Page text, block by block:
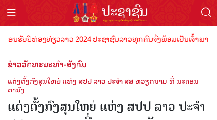
ບປີທ່ອງທ່ຽວລາວ 2024 ປະຊາຊົນລາວທຸກຄົນຈົ່ງພ້ອມເປັນເຈົ້າພາບທີ່
ຂ່າວວັດທະນະທຳ-ສັງຄົມ
ແຕ່ງຕັ້ງກົງສຸນໃຫຍ່ ແຫ່ງ ສປປ ລາວ ປະຈຳ ສສ ຫວຽດນາມ ທີ່ ນະຄອນ
ດານັງ
ແຕ່ງຕັ້ງກົງສຸນໃຫຍ່ ແຫ່ງ ສປປ ລາວ ປະຈຳ